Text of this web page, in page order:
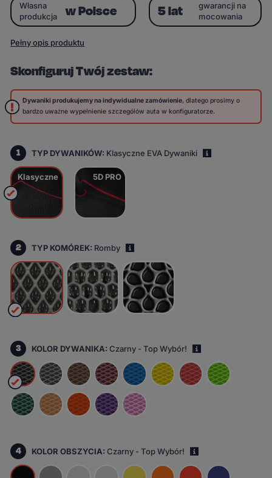
Skonfiguruj Twój zestaw:
Dywaniki produkujemy na indywidualne zamówienie, dlatego prosimy o
bardzo uważne wypełnienie szczegółów auta w konfiguratorze.
1 TYP DYWANIKÓW: Klasyczne EVA Dywaniki
Klasyczne 5D PRO
2 TYP KOMÓREK: Romby
3 KOLOR DYWANIKA:Czarny - Top Wybór!
4 KOLOR OBSZYCIA:Czarny - Top Wybór!
Własna
produkcja
w Polsce 5 lat
gwarancji na
mocowania
Pełny opis produktu